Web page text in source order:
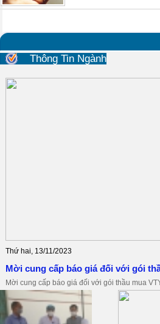
Thông Tin Ngành
Thứ hai, 13/11/2023
Mời cung cấp báo giá đối với gói
Mời cung cấp báo giá đối với gói thầu mua